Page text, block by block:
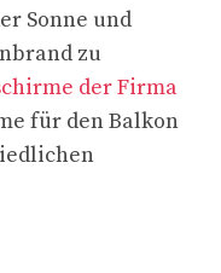
Sonne und
zu
der Firma
für den Balkon